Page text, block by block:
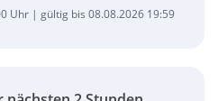
Uhr | gültig bis 08.08.2026 19:59